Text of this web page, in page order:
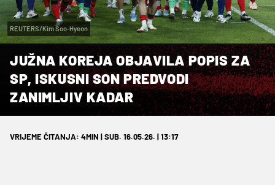
REUTERS/Kim Soo-Hyeon
JUŽNA KOREJA OBJAVILA POPIS ZA
SP, ISKUSNI SON PREDVODI
ZANIMLJIV KADAR
VRIJEME ČITANJA: 4MIN | SUB. 16.05.26. | 13:17